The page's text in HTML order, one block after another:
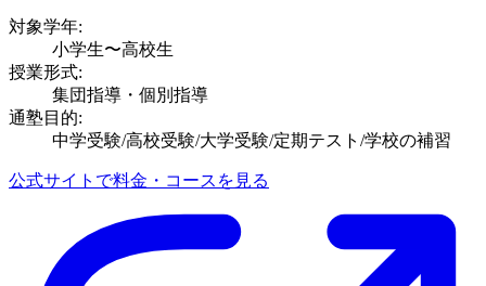
対象学年:
小学生〜高校生
授業形式:
集団指導・個別指導
通塾目的:
中学受験/高校受験/大学受験/定期テスト/学校の補習
公式サイトで料金・コースを見る